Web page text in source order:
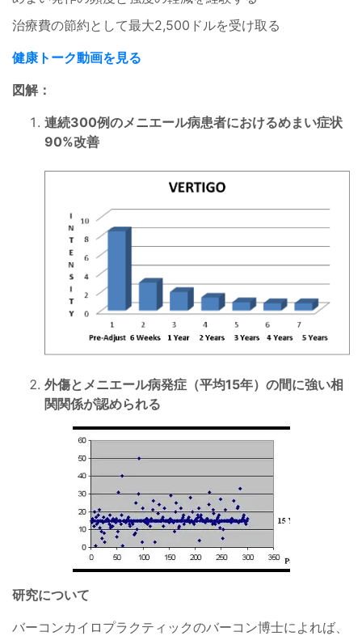
治療費の節約として最大2,500ドルを受け取る
健康トーク動画を見る
図解：
連続300例のメニエール病患者におけるめまい症状
90%改善
外傷とメニエール病発症（平均15年）の間に強い相
関関係が認められる
研究について
バーコンカイロプラクティックのバーコン博士によれば、